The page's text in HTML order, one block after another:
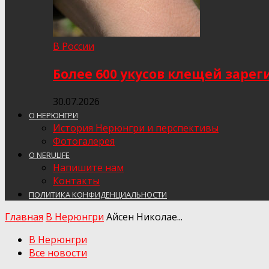
В России
Более 600 укусов клещей
30.07.2026
О НЕРЮНГРИ
История Нерюнгри и перспективы
Фотогалерея
О NERULIFE
Напишите нам
Контакты
ПОЛИТИКА КОНФИДЕНЦИАЛЬНОСТИ
Главная В Нерюнгри Айсен Николае...
В Нерюнгри
Все новости